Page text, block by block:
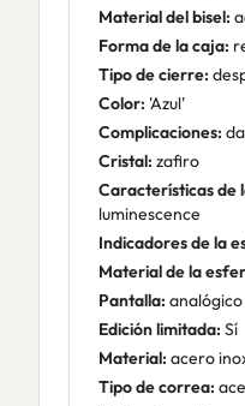
Material del bisel:
Forma de la caja:
Tipo de cierre:
Color: 'Azul'
Complicaciones:
Cristal: zafiro
Características de
luminescence
Indicadores de la
Material de la
Pantalla: analógico
Edición limitada: Sí
Material: acero
Tipo de correa: